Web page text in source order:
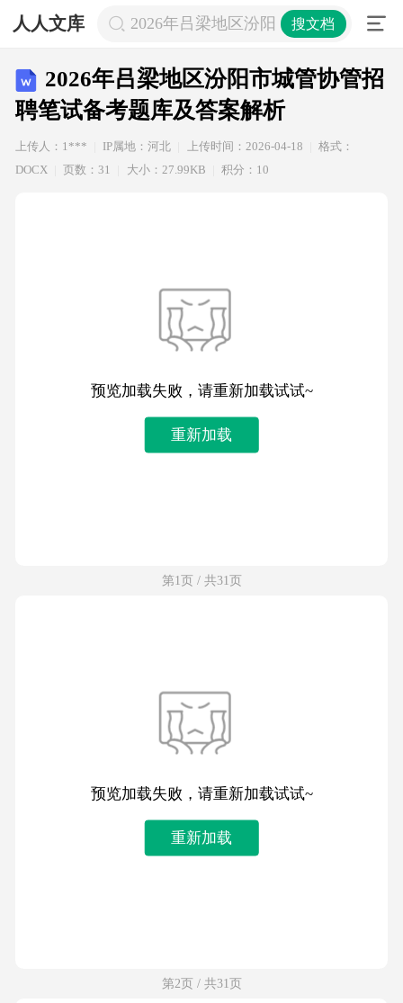
人人文库 2026年吕梁地区汾阳市城管协管招聘
搜文档
2026年吕梁地区汾阳市城管协管招
聘笔试备考题库及答案解析
上传人：1*** IP属地：河北 上传时间：2026-04-18
格式：
DOCX
页数：31 大小：27.99KB 积分：10
预览加载失败，请重新加载试试~
重新加载
第1页 / 共31页
预览加载失败，请重新加载试试~
重新加载
第2页 / 共31页